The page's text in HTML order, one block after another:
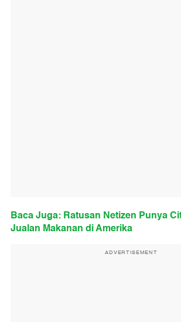
Baca Juga: Ratusan Netizen Punya
Jualan Makanan di Amerika
ADVERTISEMENT